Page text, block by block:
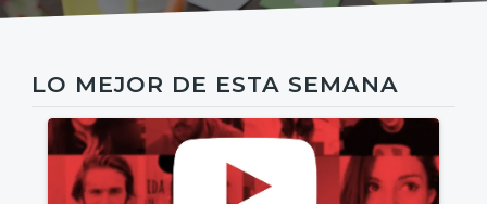
LO MEJOR DE ESTA SEMANA